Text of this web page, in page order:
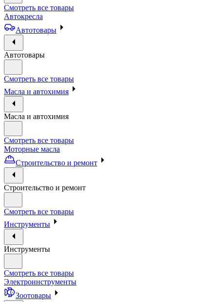
Смотреть все товары
Автокресла
Автотовары
Автотовары
Смотреть все товары
Масла и автохимия
Масла и автохимия
Смотреть все товары
Моторные масла
Строительство и ремонт
Строительство и ремонт
Смотреть все товары
Инструменты
Инструменты
Смотреть все товары
Электроинструменты
Зоотовары